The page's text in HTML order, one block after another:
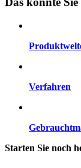
Verfahren
Starten Sie noch